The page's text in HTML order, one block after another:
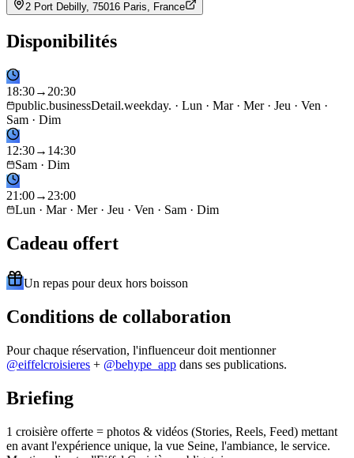
2 Port Debilly, 75016 Paris, France
Disponibilités
18:30→ 20:30
public.businessDetail.weekday. · Lun · Mar · Mer · Jeu · Ven ·
Sam · Dim
12:30→ 14:30
Sam · Dim
21 :00→ 23:00
Lun · Mar · Mer · Jeu · Ven · Sam · Dim
Cadeau offert
Un repas pour deux hors boisson
Conditions de collaboration
Pour chaque réservation, l'influenceur doit mentionner
@eiffelcroisieres + @behype_app dans ses publications.
Briefing
1 croisière offerte = photos & vidéos (Stories, Reels, Feed) mettant
en avant l'expérience unique, la vue Seine, l'ambiance, le service.